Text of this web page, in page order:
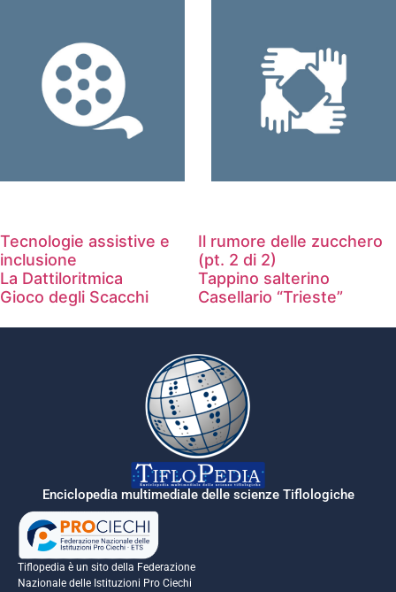
Tecnologie assistive e
inclusione
Il rumore delle zucchero
(pt. 2 di 2)
La Dattiloritmica
Tappino salterino
Gioco degli Scacchi
Casellario “Trieste”
Tiflopedia è un sito della Federazione
Nazionale delle Istituzioni Pro Ciechi
Enciclopedia multimediale delle scienze Tiflologiche